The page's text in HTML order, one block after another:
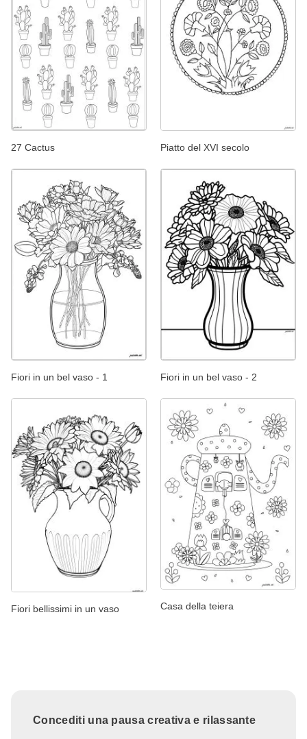
27 Cactus Piatto del XVI secolo
Fiori in un bel vaso - 1 Fiori in un bel vaso - 2
Fiori bellissimi in un vaso Casa della teiera
Concediti una pausa creativa e rilassante